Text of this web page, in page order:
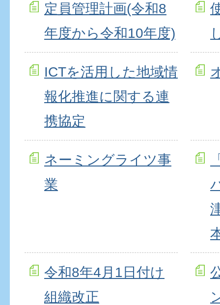
定員管理計画(令和8
年度から令和10年度)
ICTを活用した地域情
報化推進に関する連
携協定
ネーミングライツ事
業
令和8年4月1日付け
組織改正